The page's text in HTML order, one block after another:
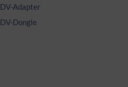
DV-Adapter
DV-Dongle